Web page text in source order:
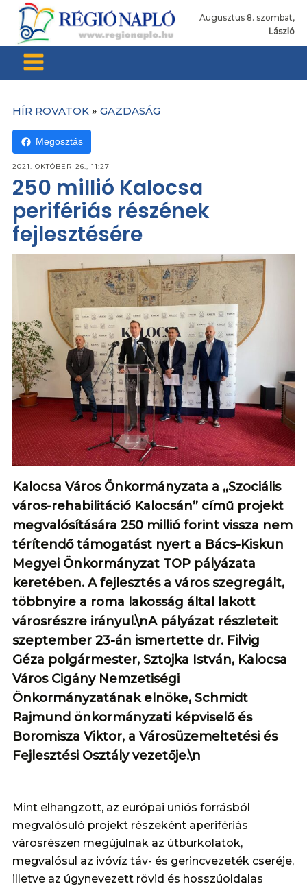
Augusztus 8. szombat,
László
HÍR ROVATOK » GAZDASÁG
Megosztás
2021. OKTÓBER 26., 11:27
250 millió Kalocsa
perifériás részének
fejlesztésére
Kalocsa Város Önkormányzata a „Szociális
város-rehabilitáció Kalocsán” című projekt
megvalósítására 250 millió forint vissza nem
térítendő támogatást nyert a Bács-Kiskun
Megyei Önkormányzat TOP pályázata
keretében. A fejlesztés a város szegregált,
többnyire a roma lakosság által lakott
városrészre irányul.\nA pályázat részleteit
szeptember 23-án ismertette dr. Filvig
Géza polgármester, Sztojka István, Kalocsa
Város Cigány Nemzetiségi
Önkormányzatának elnöke, Schmidt
Rajmund önkormányzati képviselő és
Boromisza Viktor, a Városüzemeltetési és
Fejlesztési Osztály vezetője.\n
Mint elhangzott, az európai uniós forrásból
megvalósuló projekt részeként aperifériás
városrészen megújulnak az útburkolatok,
megvalósul az ivóvíz táv- és gerincvezeték cseréje,
illetve az úgynevezett rövid és hosszúoldalas